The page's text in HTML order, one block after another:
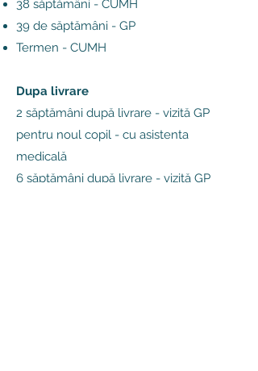
38 săptămâni - CUMH
39 de săptămâni - GP
Termen - CUMH
Dupa livrare
2 săptămâni după livrare - vizită GP
pentru noul copil - cu asistenta
medicală
6 săptămâni după livrare - vizită GP